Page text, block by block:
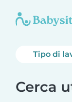
Tipo di
Cerca